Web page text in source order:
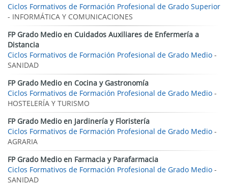
Ciclos Formativos de Formación Profesional de Grado Superior
- INFORMÁTICA Y COMUNICACIONES
FP Grado Medio en Cuidados Auxiliares de Enfermería a
Distancia
Ciclos Formativos de Formación Profesional de Grado Medio -
SANIDAD
FP Grado Medio en Cocina y Gastronomía
Ciclos Formativos de Formación Profesional de Grado Medio -
HOSTELERÍA Y TURISMO
FP Grado Medio en Jardinería y Floristería
Ciclos Formativos de Formación Profesional de Grado Medio -
AGRARIA
FP Grado Medio en Farmacia y Parafarmacia
Ciclos Formativos de Formación Profesional de Grado Medio -
SANIDAD